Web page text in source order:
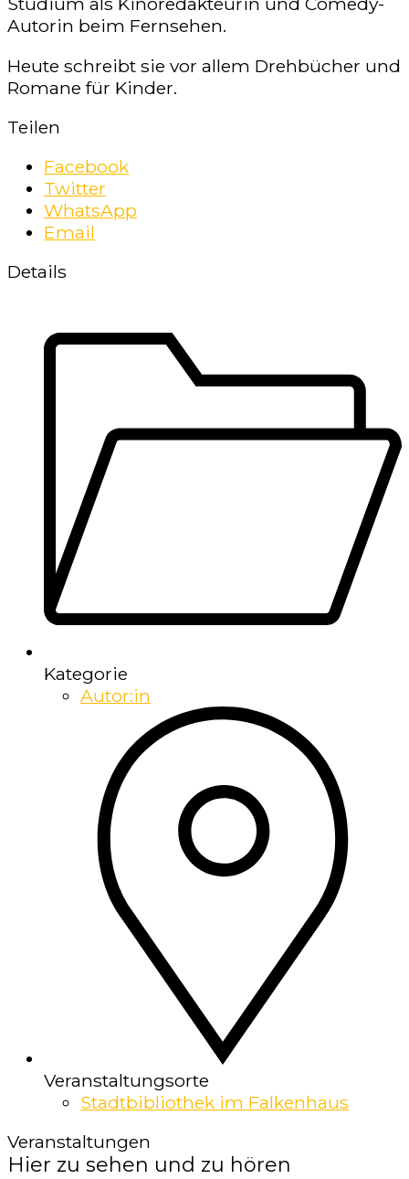
Autorin beim Fernsehen.
Heute schreibt sie vor allem Drehbücher und
Romane für Kinder.
Teilen
Facebook
Twitter
WhatsApp
Email
Details
Kategorie
Autor:in
Veranstaltungsorte
Stadtbibliothek im Falkenhaus
Veranstaltungen
Hier zu sehen und zu hören